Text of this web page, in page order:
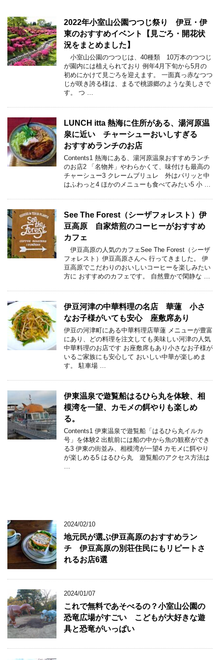
2022年小室山公園つつじ祭り 伊豆・伊
東のおすすめイベント【見ごろ・開花状
況をまとめました】
小室山公園のつつじは、40種類 10万本のつつじ
が園内には植えられており 例年4月下旬から5月の
初めにかけて見ごろを迎えます。 一面真っ赤なつつ
じが咲き誇る様は、まるで桃源郷のような美しさで
す。 つ …
LUNCH itta 熱海に住所がある、湯河原温
泉に近い チャーシューおいしすぎる
おすすめランチのお店
Contents1 熱海にある、湯河原温泉おすすめランチ
のお店2 「名物丼」やわらかくて、味付けも最高の
チャーシュー3 クレームブリュレ 外はパリッと中
はふわっと4 ほかのメニューも食べてみたい5 小 …
See The Forest（シーザフォレスト）伊
豆高原 自家焙煎のコーヒーがおすすめ
カフェ
伊豆高原の人気のカフェSee The Forest（シーザ
フォレスト）伊豆高原さんへ 行ってきました。 伊
豆高原でこだわりのおいしいコーヒーを楽しみたい
方に おすすめのカフェです。 自然豊かで閑静な …
伊豆河津の中華料理の名店 華蓮 小さ
なお子様がいても安心 座敷席あり
伊豆の河津町にある中華料理店華蓮 メニューが豊富
にあり、どの料理を注文しても美味しい河津の人気
中華料理のお店です お座敷席もあり小さなお子様が
いるご家族にも安心して おいしい中華が楽しめま
す。 駐車場 …
伊東温泉で遊覧船はるひら丸を体験、相
模湾を一望、カモメの餌やりも楽しめ
る。
Contents1 伊東温泉で遊覧船「はるひら丸イルカ
号」を体験2 出航前には船の中から魚の観察ができ
る3 伊東の街並み、相模湾が一望4 カモメに餌やり
が楽しめる5 はるひら丸 遊覧船のアクセス方法は
…
2024/02/10
地元民が選ぶ伊豆高原のおすすめラン
チ 伊豆高原の別荘住民にもリピートさ
れるお店6選
2024/01/07
これで無料であそべるの？小室山公園の
恐竜広場がすごい こどもが大好きな遊
具と恐竜がいっぱい